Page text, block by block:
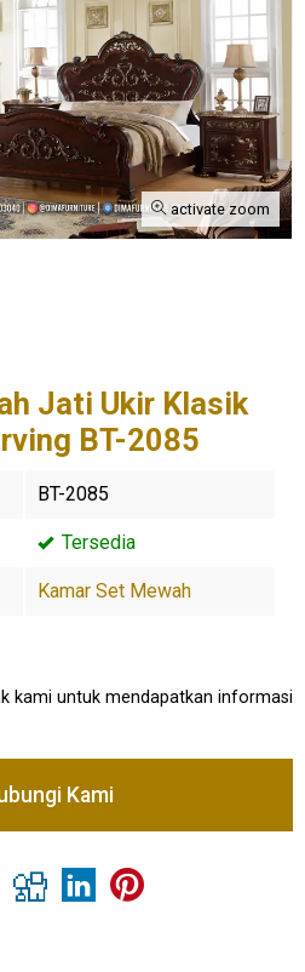
activate zoom
Jati Ukir Klasik
BT-2085
BT-2085
Tersedia
Kamar Set Mewah
kami untuk mendapatkan informasi
Kami